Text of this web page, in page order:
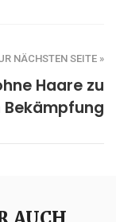
NÄCHSTEN SEITE »
Haare zu